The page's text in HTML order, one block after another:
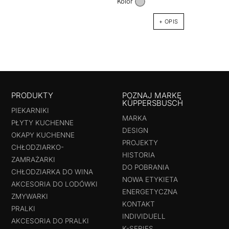
+ OPIS
PRODUKTY
PIEKARNIKI
PŁYTY KUCHENNE
OKAPY KUCHENNE
CHŁODZIARKO-
ZAMRAŻARKI
CHŁODZIARKA DO WINA
AKCESORIA DO LODÓWKI
ZMYWARKI
PRALKI
AKCESORIA DO PRALKI
POZNAJ MARKĘ
KÜPPERSBUSCH
MARKA
DESIGN
PROJEKTY
HISTORIA
DO POBRANIA
NOWA ETYKIETA
ENERGETYCZNA
KONTAKT
INDIVIDUELL